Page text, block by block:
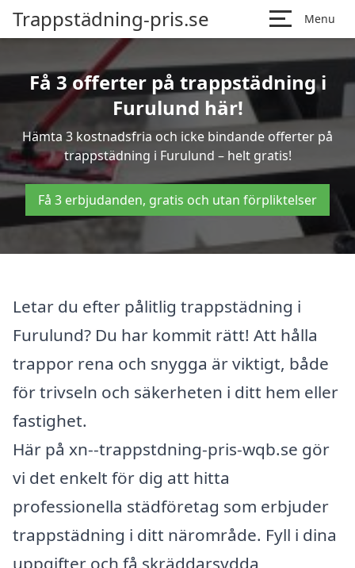
Trappstädning-pris.se Menu
Få 3 offerter på trappstädning i
Furulund här!
Hämta 3 kostnadsfria och icke bindande offerter på
trappstädning i Furulund – helt gratis!
Få 3 erbjudanden, gratis och utan förpliktelser
Letar du efter pålitlig trappstädning i
Furulund? Du har kommit rätt! Att hålla
trappor rena och snygga är viktigt, både
för trivseln och säkerheten i ditt hem eller
fastighet.
Här på xn--trappstdning-pris-wqb.se gör
vi det enkelt för dig att hitta
professionella städföretag som erbjuder
trappstädning i ditt närområde. Fyll i dina
uppgifter och få skräddarsydda